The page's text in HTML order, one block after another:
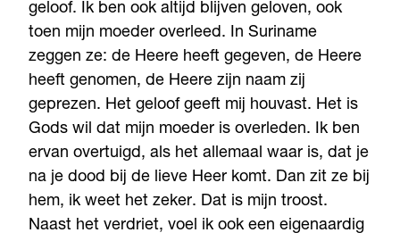
geloof. Ik ben ook altijd blijven geloven, ook
toen mijn moeder overleed. In Suriname
zeggen ze: de Heere heeft gegeven, de Heere
heeft genomen, de Heere zijn naam zij
geprezen. Het geloof geeft mij houvast. Het is
Gods wil dat mijn moeder is overleden. Ik ben
ervan overtuigd, als het allemaal waar is, dat je
na je dood bij de lieve Heer komt. Dan zit ze bij
hem, ik weet het zeker. Dat is mijn troost.
Naast het verdriet, voel ik ook een eigenaardig